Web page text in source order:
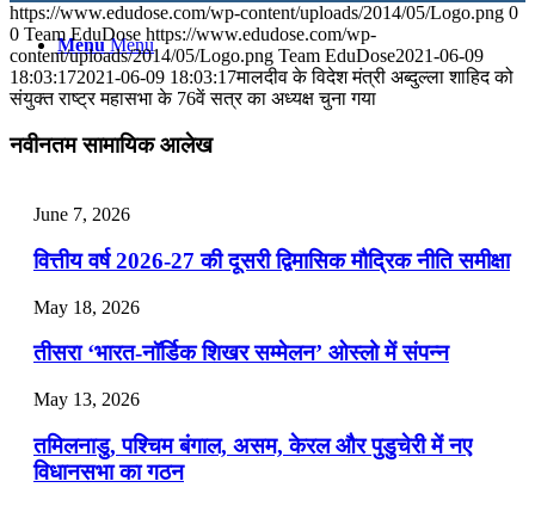
Menu Menu
July 31, 2026
📝 डेली करेंट अफेयर्स: 28-31 जुलाई 2026
July 25, 2026
📝 डेली करेंट अफेयर्स: 22-24 जुलाई 2026
July 22, 2026
📝 डेली करेंट अफेयर्स: 19-21 जुलाई 2026
July 19, 2026
📝 डेली करेंट अफेयर्स: 16-18 जुलाई 2026
https://www.edudose.com/wp-content/uploads/2014/05/Logo.png 0
0 Team EduDose https://www.edudose.com/wp-
content/uploads/2014/05/Logo.png Team EduDose2021-06-09
18:03:172021-06-09 18:03:17मालदीव के विदेश मंत्री अब्‍दुल्‍ला शाहिद को
संयुक्‍त राष्‍ट्र महासभा के 76वें सत्र का अध्‍यक्ष चुना गया
नवीनतम सामायिक आलेख
June 7, 2026
वित्तीय वर्ष 2026-27 की दूसरी द्विमासिक मौद्रिक नीति समीक्षा
May 18, 2026
तीसरा ‘भारत-नॉर्डिक शिखर सम्मेलन’ ओस्लो में संपन्न
May 13, 2026
तमिलनाडु, पश्चिम बंगाल, असम, केरल और पुडुचेरी में नए
विधानसभा का गठन